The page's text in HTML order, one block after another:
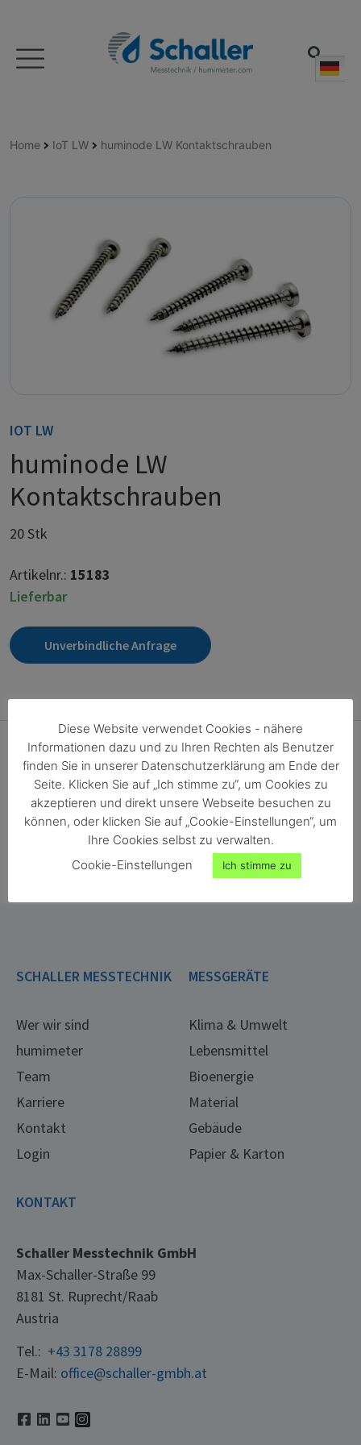
Home IoT LW huminode LW Kontaktschrauben
IOT LW
huminode LW
Kontaktschrauben
20 Stk
Artikelnr.: 15183
Lieferbar
Unverbindliche Anfrage
ONORM EN ISO 18134-2
ONORM EN ISO 712
ONORM EN ISO 287
ONORM EN ISO 13183-1
ONORM EN ISO 665
ONORM EN ISO 6540
SCHALLER MESSTECHNIK
Wer wir sind
humimeter
Team
Karriere
Kontakt
Login
MESSGERÄTE
Klima & Umwelt
Lebensmittel
Bioenergie
Material
Gebäude
Papier & Karton
KONTAKT
Schaller Messtechnik GmbH
Max-Schaller-Straße 99
8181 St. Ruprecht/Raab
Austria
Tel.: +43 3178 28899
E-Mail: office@schaller-gmbh.at
Diese Website verwendet Cookies - nähere
Informationen dazu und zu Ihren Rechten als Benutzer
finden Sie in unserer Datenschutzerklärung am Ende der
Seite. Klicken Sie auf „Ich stimme zu“, um Cookies zu
akzeptieren und direkt unsere Webseite besuchen zu
können, oder klicken Sie auf „Cookie-Einstellungen“, um
Ihre Cookies selbst zu verwalten.
Cookie-Einstellungen
Ich stimme zu